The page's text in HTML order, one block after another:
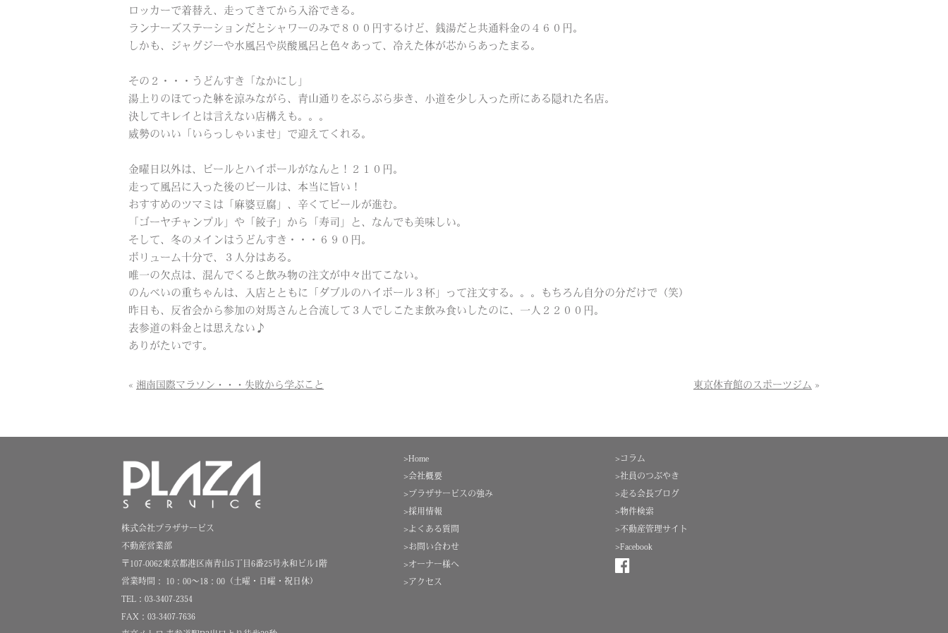
ロッカーで着替え、走ってきてから入浴できる。
ランナーズステーションだとシャワーのみで８００円するけど、銭湯だと共通料金の４６０円。
しかも、ジャグジーや水風呂や炭酸風呂と色々あって、冷えた体が芯からあったまる。
その２・・・うどんすき「なかにし」
湯上りのほてった躰を涼みながら、青山通りをぶらぶら歩き、小道を少し入った所にある隠れた名店。
決してキレイとは言えない店構えも。。。
威勢のいい「いらっしゃいませ」で迎えてくれる。
金曜日以外は、ビールとハイボールがなんと！２１０円。
走って風呂に入った後のビールは、本当に旨い！
おすすめのツマミは「麻婆豆腐」、辛くてビールが進む。
「ゴーヤチャンプル」や「餃子」から「寿司」と、なんでも美味しい。
そして、冬のメインはうどんすき・・・６９０円。
ボリューム十分で、３人分はある。
唯一の欠点は、混んでくると飲み物の注文が中々出てこない。
のんべいの重ちゃんは、入店とともに「ダブルのハイボール３杯」って注文する。。。もちろん自分の分だけで（笑）
昨日も、反省会から参加の対馬さんと合流して３人でしこたま飲み食いしたのに、一人２２００円。
表参道の料金とは思えない♪
ありがたいです。
« 湘南国際マラソン・・・失敗から学ぶこと 東京体育館のスポーツジム »
>コラム
>社員のつぶやき
>走る会長ブログ
>物件検索
>不動産管理サイト
>Facebook
>Home
>会社概要
>プラザサービスの強み
>採用情報
>よくある質問
>お問い合わせ
>オーナー様へ
>アクセス
株式会社プラザサービス
不動産営業部
〒107-0062東京都港区南青山5丁目6番25号永和ビル1階
営業時間： 10：00～18：00（土曜・日曜・祝日休）
TEL：03-3407-2354
FAX：03-3407-7636